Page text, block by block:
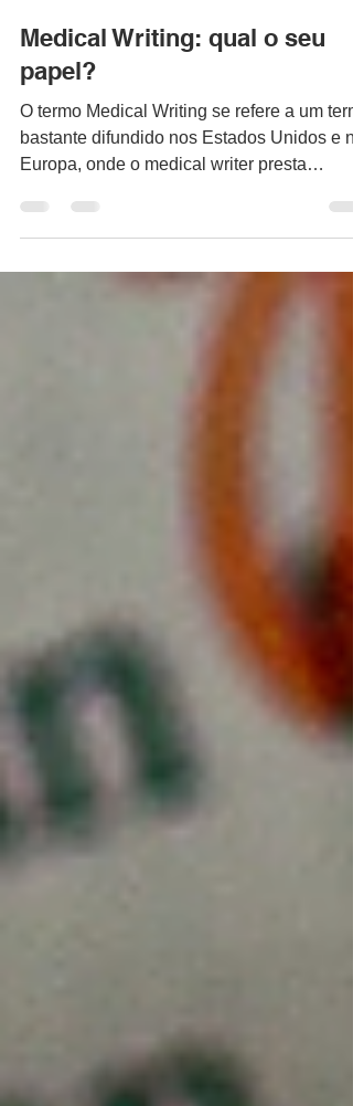
Flavia Pinheiro Zanotto
28 de set. de 2022
Medical Writing: qual o seu
papel?
bastante difundido nos Estados Unidos e
Europa, onde o medical writer presta
serviços...